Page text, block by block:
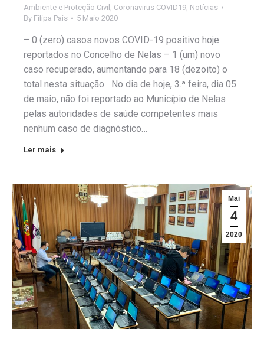
Ambiente e Proteção Civil , Coronavirus COVID19, Notícias
By Filipa Pais 5 Maio 2020
– 0 (zero) casos novos COVID-19 positivo hoje
reportados no Concelho de Nelas – 1 (um) novo
caso recuperado, aumentando para 18 (dezoito) o
total nesta situação No dia de hoje, 3.ª feira, dia 05
de maio, não foi reportado ao Município de Nelas
pelas autoridades de saúde competentes mais
nenhum caso de diagnóstico…
Ler mais
Mai
4
2020